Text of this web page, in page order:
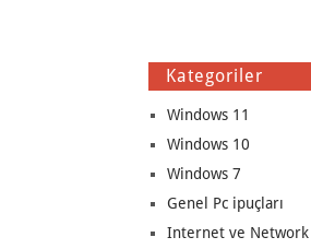
Kategoriler
Windows 11
Windows 10
Windows 7
Genel Pc ipuçları
Internet ve Network